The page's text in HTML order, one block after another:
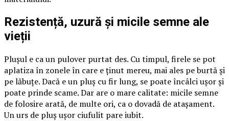
Rezistență, uzură și micile semne ale
vieții
Plușul e ca un pulover purtat des. Cu timpul, firele se pot
aplatiza în zonele în care e ținut mereu, mai ales pe burtă și
pe lăbuțe. Dacă e un pluș cu fir lung, se poate încâlci ușor și
poate prinde scame. Dar are o mare calitate: micile semne
de folosire arată, de multe ori, ca o dovadă de atașament.
Un urs de pluș ușor ciufulit pare iubit.